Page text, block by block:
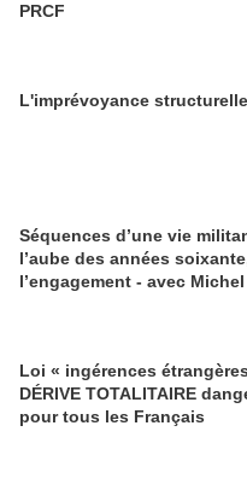
PRCF
L'imprévoyance
Séquences d’une vie
l’aube des années
l’engagement - avec
Loi « ingérences
DÉRIVE TOTALITAIRE
pour tous les Français